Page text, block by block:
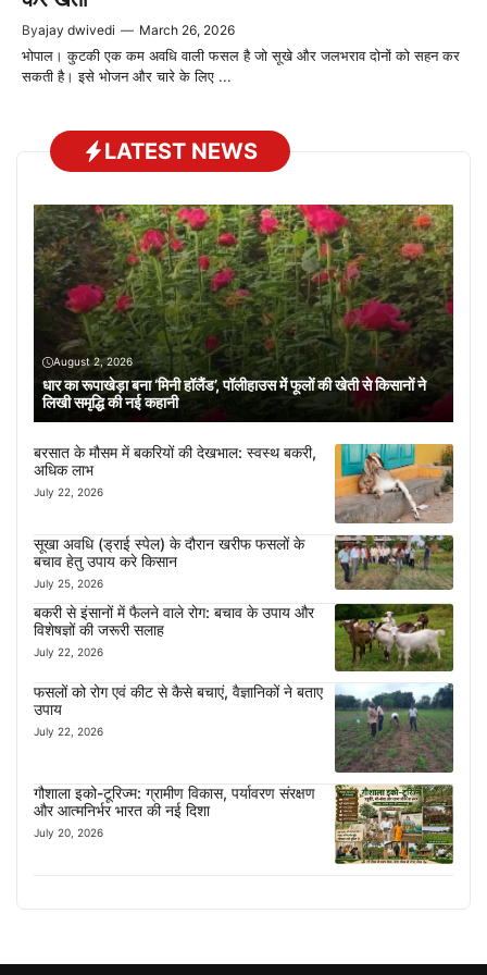
Byajay dwivedi — March 26, 2026
भोपाल। कुटकी एक कम अवधि वाली फसल है जो सूखे और जलभराव दोनों को सहन कर
सकती है। इसे भोजन और चारे के लिए ...
LATEST NEWS
August 2, 2026
धार का रूपाखेड़ा बना ‘मिनी हॉलैंड’, पॉलीहाउस में फूलों की खेती से किसानों ने
लिखी समृद्धि की नई कहानी
बरसात के मौसम में बकरियों की देखभाल: स्वस्थ बकरी,
अधिक लाभ
July 22, 2026
सूखा अवधि (ड्राई स्पेल) के दौरान खरीफ फसलों के
बचाव हेतु उपाय करे किसान
July 25, 2026
बकरी से इंसानों में फैलने वाले रोग: बचाव के उपाय और
विशेषज्ञों की जरूरी सलाह
July 22, 2026
फसलों को रोग एवं कीट से कैसे बचाएं, वैज्ञानिकों ने बताए
उपाय
July 22, 2026
गौशाला इको-टूरिज्म: ग्रामीण विकास, पर्यावरण संरक्षण
और आत्मनिर्भर भारत की नई दिशा
July 20, 2026